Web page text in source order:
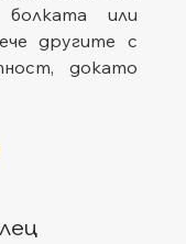
или
другите с
докато